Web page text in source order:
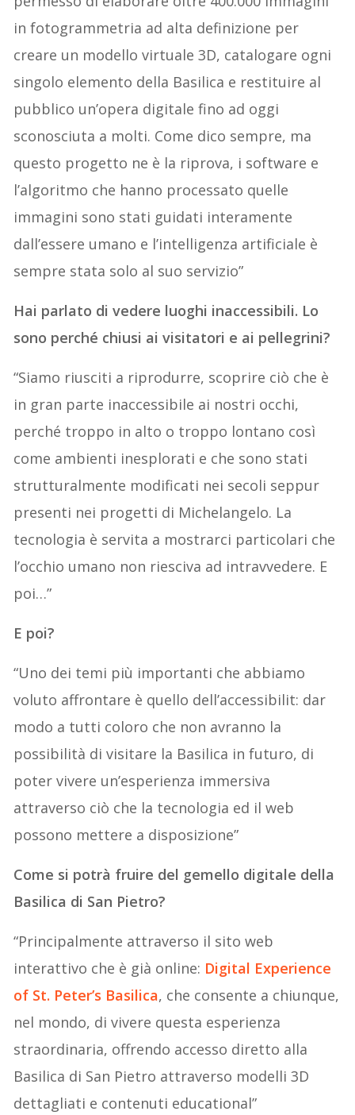
in fotogrammetria ad alta definizione per
creare un modello virtuale 3D, catalogare ogni
singolo elemento della Basilica e restituire al
pubblico un’opera digitale fino ad oggi
sconosciuta a molti. Come dico sempre, ma
questo progetto ne è la riprova, i software e
l’algoritmo che hanno processato quelle
immagini sono stati guidati interamente
dall’essere umano e l’intelligenza artificiale è
sempre stata solo al suo servizio”
Hai parlato di vedere luoghi inaccessibili. Lo
sono perché chiusi ai visitatori e ai pellegrini?
“Siamo riusciti a riprodurre, scoprire ciò che è
in gran parte inaccessibile ai nostri occhi,
perché troppo in alto o troppo lontano così
come ambienti inesplorati e che sono stati
strutturalmente modificati nei secoli seppur
presenti nei progetti di Michelangelo. La
tecnologia è servita a mostrarci particolari che
l’occhio umano non riesciva ad intravvedere. E
poi…”
E poi?
“Uno dei temi più importanti che abbiamo
voluto affrontare è quello dell’accessibilit: dar
modo a tutti coloro che non avranno la
possibilità di visitare la Basilica in futuro, di
poter vivere un’esperienza immersiva
attraverso ciò che la tecnologia ed il web
possono mettere a disposizione”
Come si potrà fruire del gemello digitale della
Basilica di San Pietro?
“Principalmente attraverso il sito web
interattivo che è già online: Digital Experience
of St. Peter’s Basilica, che consente a chiunque,
nel mondo, di vivere questa esperienza
straordinaria, offrendo accesso diretto alla
Basilica di San Pietro attraverso modelli 3D
dettagliati e contenuti educational”